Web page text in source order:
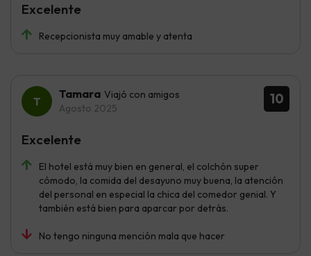
Recepcionista muy amable y atenta
Excelente
10
Tamara Viajó con amigos
Agosto 2025
El hotel está muy bien en general, el colchón super
cómodo, la comida del desayuno muy buena, la atención
del personal en especial la chica del comedor genial. Y
también está bien para aparcar por detrás.
No tengo ninguna mención mala que hacer
Excelente